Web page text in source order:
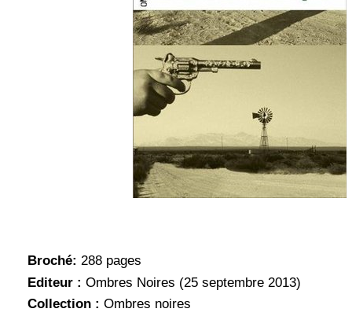
Broché: 288 pages
Editeur : Ombres Noires (25 septembre 2013)
Collection : Ombres noires